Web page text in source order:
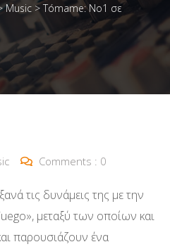
Music >Tómame: No1 σε
Comments : 0
τις δυνάμεις της με την
μεταξύ των οποίων και
παρουσιάζουν ένα